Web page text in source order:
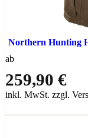
Northern Hunting
ab
259,90 €
inkl. MwSt. zzgl.